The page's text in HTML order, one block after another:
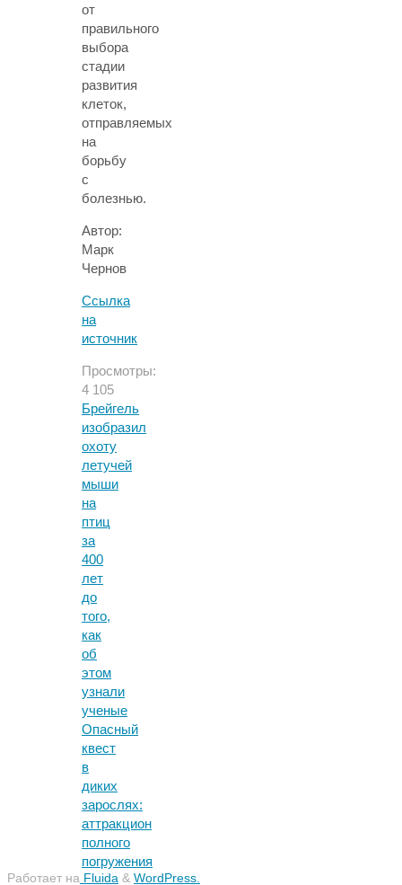
от
правильного
выбора
стадии
развития
клеток,
отправляемых
на
борьбу
с
болезнью.
Автор:
Марк
Чернов
Ссылка
на
источник
Просмотры:
4 105
Брейгель
изобразил
охоту
летучей
мыши
на
птиц
за
400
лет
до
того,
как
об
этом
узнали
ученые
Опасный
квест
в
диких
зарослях:
аттракцион
полного
погружения
Работает на Fluida & WordPress.